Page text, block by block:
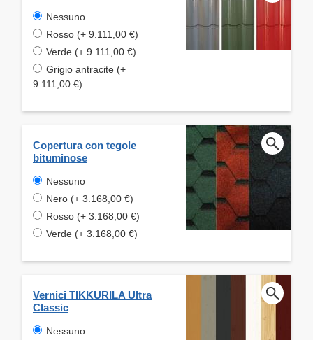
Nessuno
Rosso (+ 9.111,00 €)
Verde (+ 9.111,00 €)
Grigio antracite (+
9.111,00 €)
Copertura con tegole
bituminose
Nessuno
Nero (+ 3.168,00 €)
Rosso (+ 3.168,00 €)
Verde (+ 3.168,00 €)
Vernici TIKKURILA Ultra
Classic
Nessuno